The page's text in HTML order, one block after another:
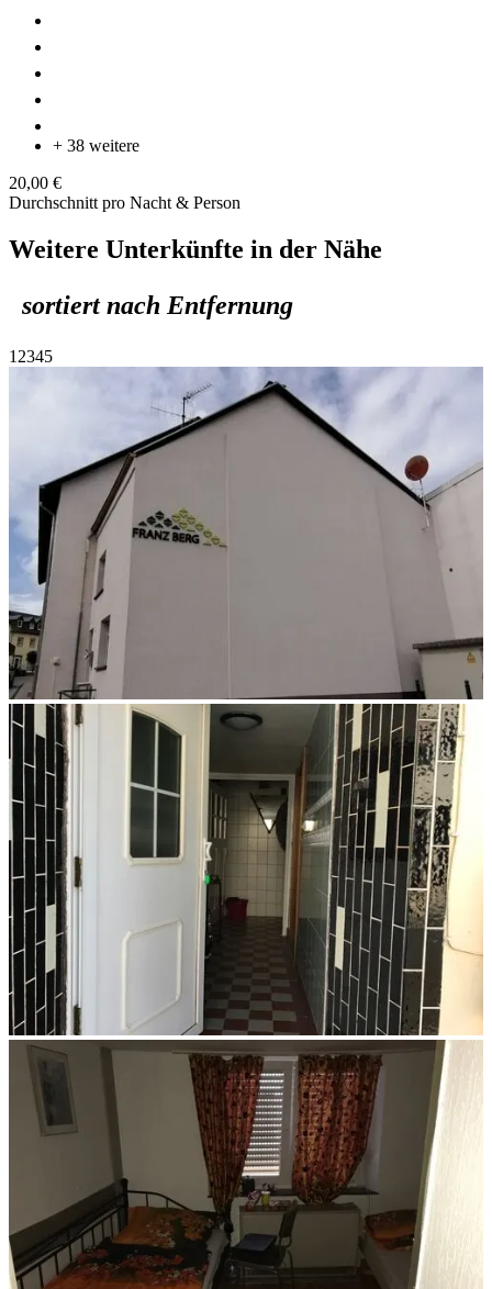
+ 38 weitere
20,00 €
Durchschnitt pro Nacht & Person
Weitere Unterkünfte in der Nähe
sortiert nach Entfernung
1 2345